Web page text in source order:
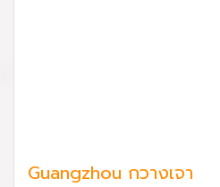
Guangzhou กวางเจา